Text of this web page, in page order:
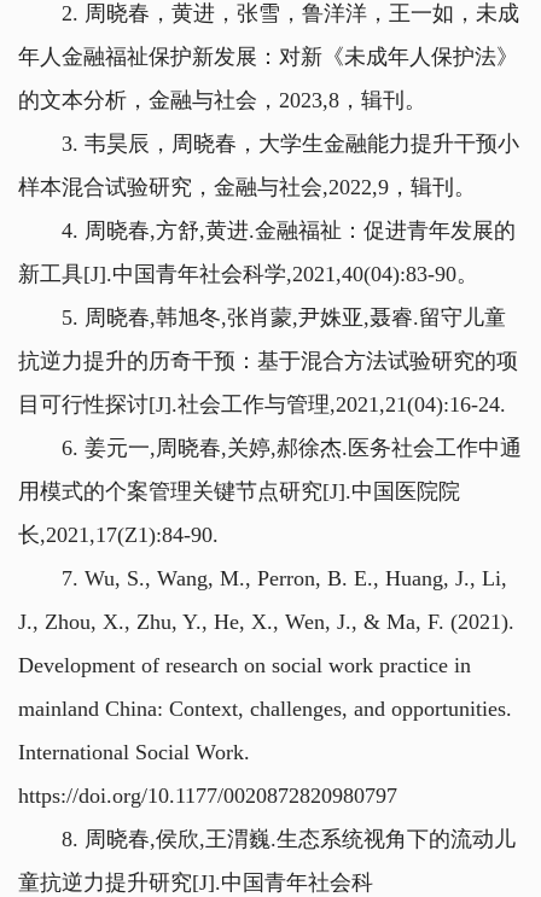
2. 周晓春，黄进，张雪，鲁洋洋，王一如，未成
年人金融福祉保护新发展：对新《未成年人保护法》
的文本分析，金融与社会，2023,8，辑刊。
3. 韦昊辰，周晓春，大学生金融能力提升干预小
样本混合试验研究，金融与社会,2022,9，辑刊。
4. 周晓春,方舒,黄进.金融福祉：促进青年发展的
新工具[J].中国青年社会科学,2021,40(04):83-90。
5. 周晓春,韩旭冬,张肖蒙,尹姝亚,聂睿.留守儿童
抗逆力提升的历奇干预：基于混合方法试验研究的项
目可行性探讨[J].社会工作与管理,2021,21(04):16-24.
6. 姜元一,周晓春,关婷,郝徐杰.医务社会工作中通
用模式的个案管理关键节点研究[J].中国医院院
长,2021,17(Z1):84-90.
7. Wu, S., Wang, M., Perron, B. E., Huang, J., Li,
J., Zhou, X., Zhu, Y., He, X., Wen, J., & Ma, F. (2021).
Development of research on social work practice in
mainland China: Context, challenges, and opportunities.
International Social Work.
https://doi.org/10.1177/0020872820980797
8. 周晓春,侯欣,王渭巍.生态系统视角下的流动儿
童抗逆力提升研究[J].中国青年社会科